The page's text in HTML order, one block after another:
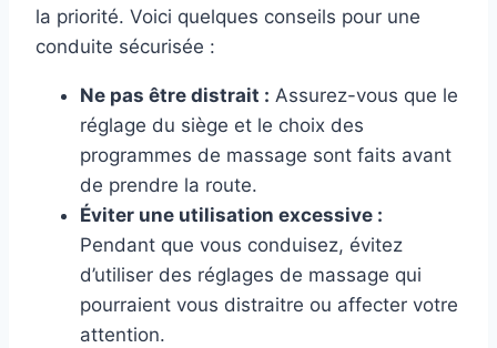
la priorité. Voici quelques conseils pour une
conduite sécurisée :
Ne pas être distrait : Assurez-vous que le
réglage du siège et le choix des
programmes de massage sont faits avant
de prendre la route.
Éviter une utilisation excessive :
Pendant que vous conduisez, évitez
d’utiliser des réglages de massage qui
pourraient vous distraitre ou affecter votre
attention.